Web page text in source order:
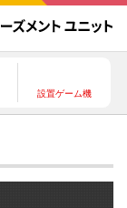
設置ゲーム機